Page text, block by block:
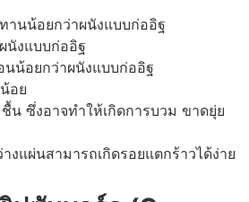
านน้อยกว่าผนังแบบก่ออิฐ
นังแบบก่ออิฐ
นน้อยกว่าผนังแบบก่ออิฐ
อย
น ซึ่งอาจทำให้เกิดการบวม ขาดยุ่ย
งแผ่นสามารถเกิดรอยแตกร้าวได้ง่าย